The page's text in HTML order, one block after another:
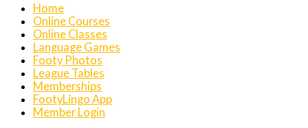
Home
Online Courses
Online Classes
Language Games
Footy Photos
League Tables
Memberships
FootyLingo App
Member Login